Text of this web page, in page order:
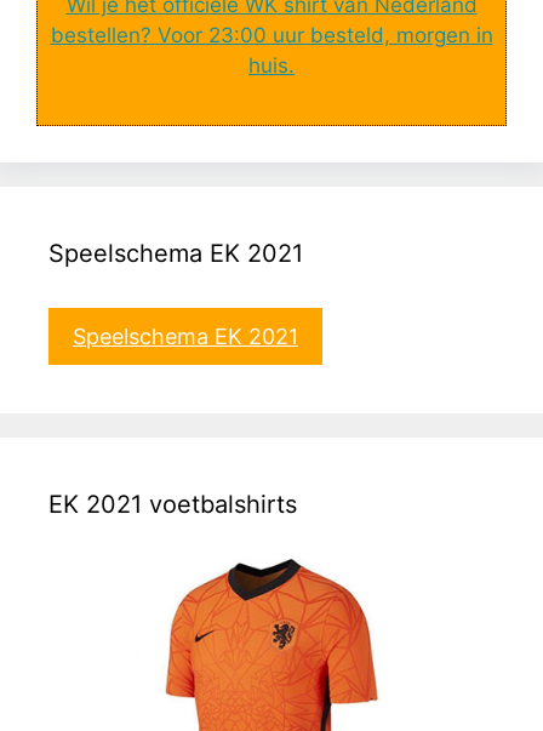
Wil je het officiële WK shirt van Nederland
bestellen? Voor 23:00 uur besteld, morgen in
huis.
Speelschema EK 2021
Speelschema EK 2021
EK 2021 voetbalshirts